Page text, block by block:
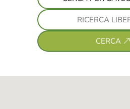
CERCA